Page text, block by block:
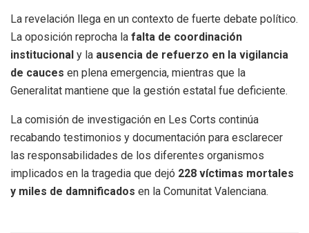
La revelación llega en un contexto de fuerte debate político.
La oposición reprocha la falta de coordinación
institucional y la ausencia de refuerzo en la vigilancia
de cauces en plena emergencia, mientras que la
Generalitat mantiene que la gestión estatal fue deficiente.
La comisión de investigación en Les Corts continúa
recabando testimonios y documentación para esclarecer
las responsabilidades de los diferentes organismos
implicados en la tragedia que dejó 228 víctimas mortales
y miles de damnificados en la Comunitat Valenciana.